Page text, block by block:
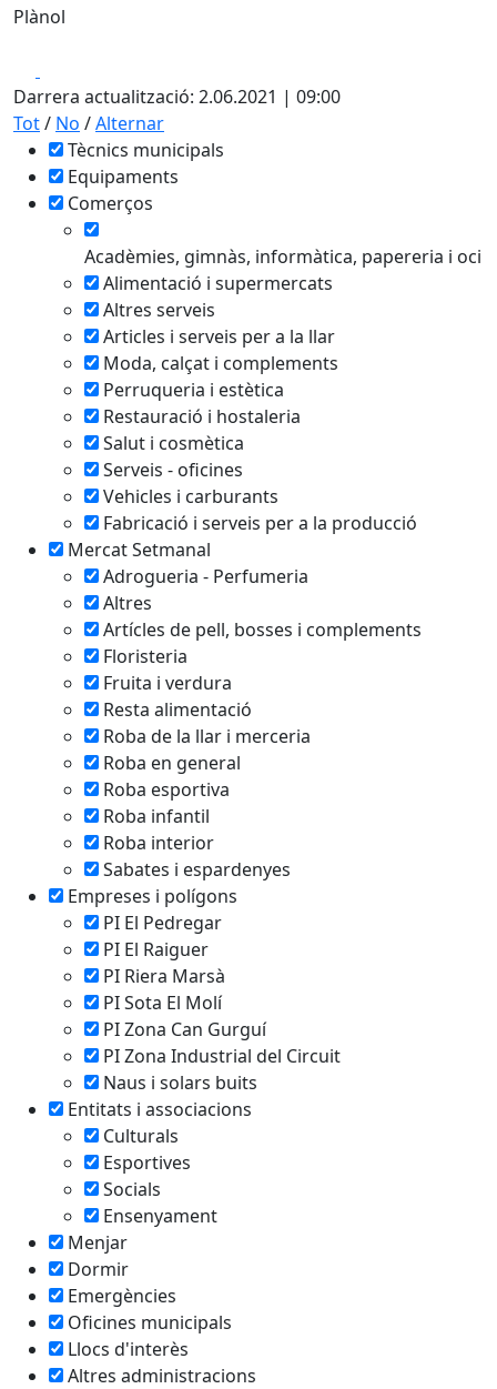
Plànol
+
−
Darrera actualització: 2.06.2021 | 09:00
Tot/ No /Alternar
Tècnics municipals
Equipaments
Comerços
Acadèmies, gimnàs, informàtica, papereria i oci
Alimentació i supermercats
Altres serveis
Articles i serveis per a la llar
Moda, calçat i complements
Perruqueria i estètica
Restauració i hostaleria
Salut i cosmètica
Serveis - oficines
Vehicles i carburants
Fabricació i serveis per a la producció
Mercat Setmanal
Adrogueria - Perfumeria
Altres
Artícles de pell, bosses i complements
Floristeria
Fruita i verdura
Resta alimentació
Roba de la llar i merceria
Roba en general
Roba esportiva
Roba infantil
Roba interior
Sabates i espardenyes
Empreses i polígons
PI El Pedregar
PI El Raiguer
PI Riera Marsà
PI Sota El Molí
PI Zona Can Gurguí
PI Zona Industrial del Circuit
Naus i solars buits
Entitats i associacions
Culturals
Esportives
Socials
Ensenyament
Menjar
Dormir
Emergències
Oficines municipals
Llocs d'interès
Altres administracions